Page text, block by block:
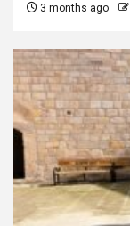
3 months ago